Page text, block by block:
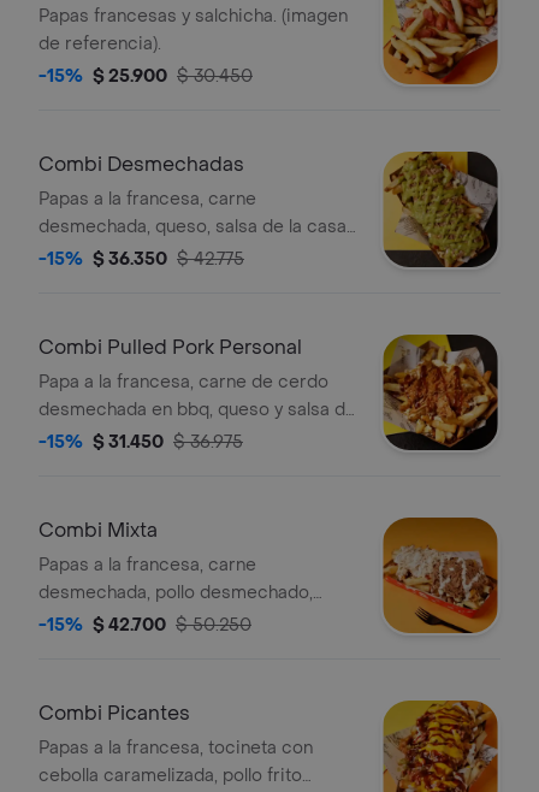
Papas francesas y salchicha. (imagen
de referencia).
-15% $ 25.900 $ 30.450
Combi Desmechadas
Papas a la francesa, carne
desmechada, queso, salsa de la casa,
bbq y guacamole. (imagen de
-15% $ 36.350 $ 42.775
Combi Pulled Pork Personal
Papa a la francesa, carne de cerdo
desmechada en bbq, queso y salsa de
la casa. (imagen de referencia).
-15% $ 31.450 $ 36.975
Combi Mixta
Papas a la francesa, carne
desmechada, pollo desmechado,
queso, salsa casa y bbq. (imagen de
-15% $ 42.700 $ 50.250
Combi Picantes
Papas a la francesa, tocineta con
cebolla caramelizada, pollo frito